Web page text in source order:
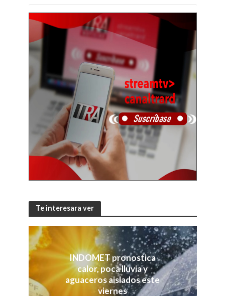
Te interesara ver
INDOMET pronostica
calor, poca lluvia y
aguaceros aislados este
viernes